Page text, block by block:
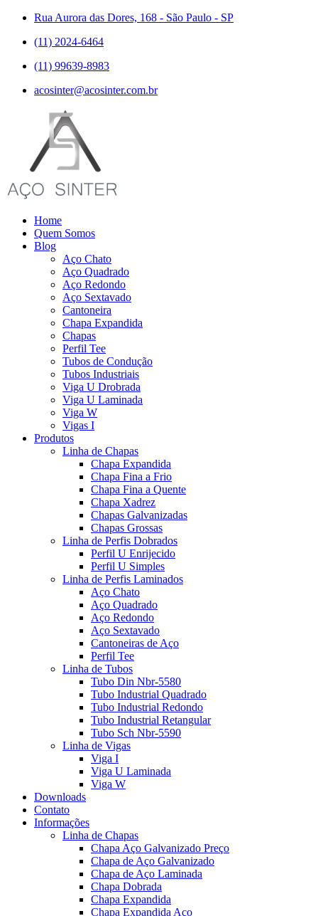
Rua Aurora das Dores, 168 - São Paulo - SP
(11) 2024-6464
(11) 99639-8983
acosinter@acosinter.com.br
Home
Quem Somos
Blog
Aço Chato
Aço Quadrado
Aço Redondo
Aço Sextavado
Cantoneira
Chapa Expandida
Chapas
Perfil Tee
Tubos de Condução
Tubos Industriais
Viga U Drobrada
Viga U Laminada
Viga W
Vigas I
Produtos
Linha de Chapas
Chapa Expandida
Chapa Fina a Frio
Chapa Fina a Quente
Chapa Xadrez
Chapas Galvanizadas
Chapas Grossas
Linha de Perfis Dobrados
Perfil U Enrijecido
Perfil U Simples
Linha de Perfis Laminados
Aço Chato
Aço Quadrado
Aço Redondo
Aço Sextavado
Cantoneiras de Aço
Perfil Tee
Linha de Tubos
Tubo Din Nbr-5580
Tubo Industrial Quadrado
Tubo Industrial Redondo
Tubo Industrial Retangular
Tubo Sch Nbr-5590
Linha de Vigas
Viga I
Viga U Laminada
Viga W
Downloads
Contato
Informações
Linha de Chapas
Chapa Aço Galvanizado Preço
Chapa de Aço Galvanizado
Chapa de Aço Laminada
Chapa Dobrada
Chapa Expandida
Chapa Expandida Aço